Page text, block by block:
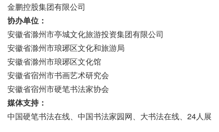
金鹏控股集团有限公司
协办单位：
安徽省滁州市亭城文化旅游投资集团有限公司
安徽省滁州市琅琊区文化和旅游局
安徽省滁州市琅琊区文化馆
安徽省宿州市书画艺术研究会
安徽省宿州市硬笔书法家协会
媒体支持：
中国硬笔书法在线、中国书法家园网、大书法在线、24人展